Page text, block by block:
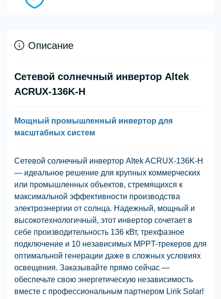
Описание
Сетевой солнечный инвертор Altek
ACRUX-136K-H
Мощный промышленный инвертор для
масштабных систем
Сетевой солнечный инвертор Altek ACRUX-136K-H
— идеальное решение для крупных коммерческих
или промышленных объектов, стремящихся к
максимальной эффективности производства
электроэнергии от солнца. Надежный, мощный и
высокотехнологичный, этот инвертор сочетает в
себе производительность 136 кВт, трехфазное
подключение и 10 независимых MPPT-трекеров для
оптимальной генерации даже в сложных условиях
освещения. Заказывайте прямо сейчас —
обеспечьте свою энергетическую независимость
вместе с профессиональным партнером Lirik Solar!